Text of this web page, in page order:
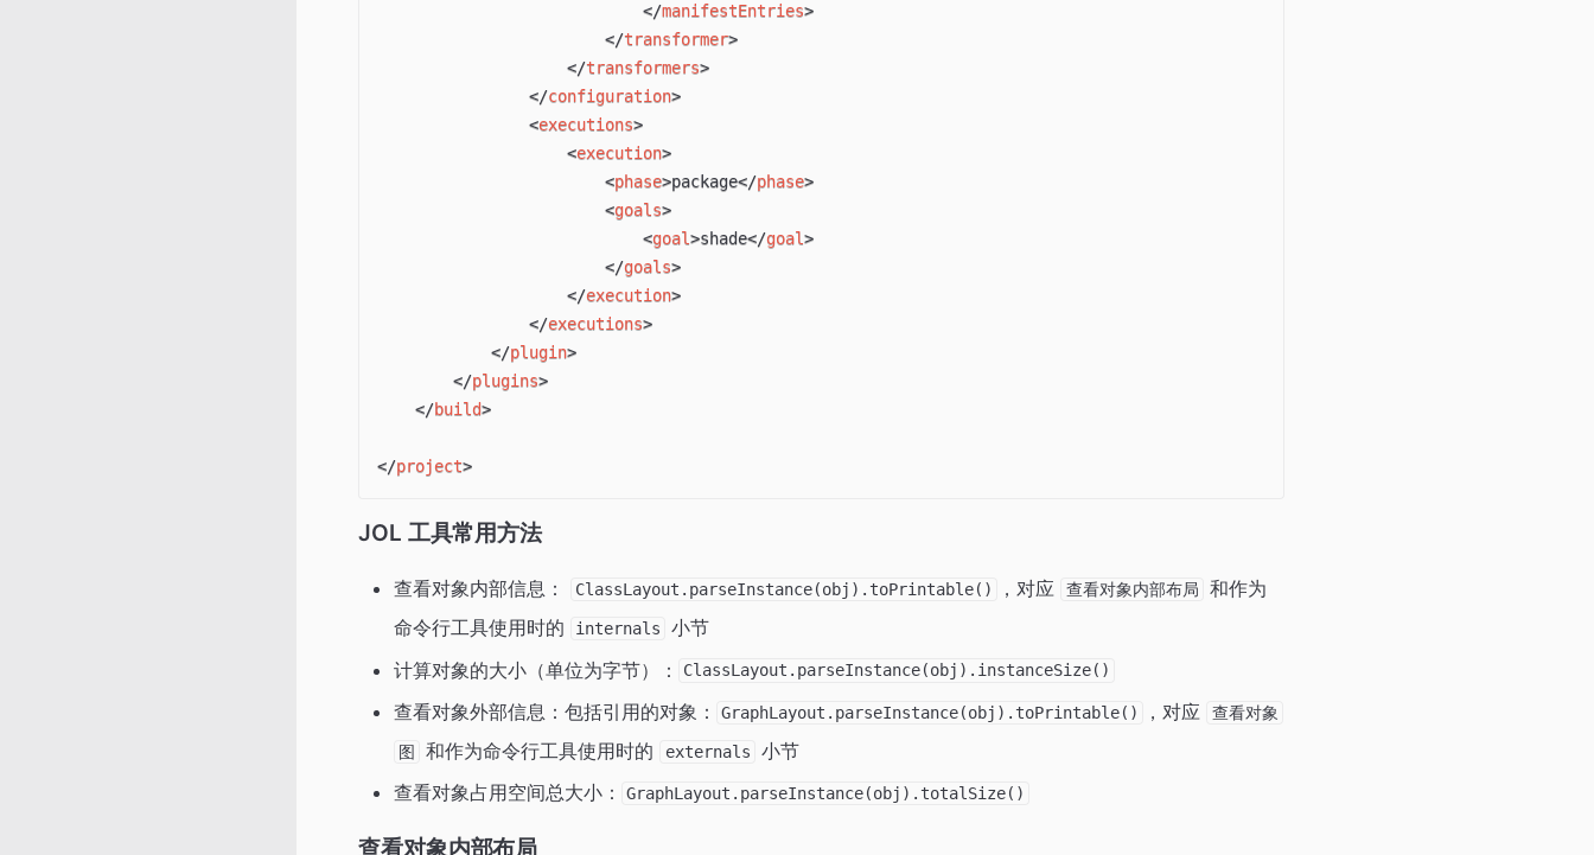
</manifestEntries>
</transformer>
</transformers>
</configuration>
<executions>
<execution>
<phase>package</phase>
<goals>
<goal>shade</goal>
</goals>
</execution>
</executions>
</plugin>
</plugins>
</build>
</project>
JOL 工具常用方法
查看对象内部信息： ClassLayout.parseInstance(obj).toPrintable() ，对应 查看对象内部布局
和作为
命令行工具使用时的
internals
小节
计算对象的大小（单位为字节）：
ClassLayout.parseInstance(obj).instanceSize()
查看对象外部信息：包括引用的对象： GraphLayout.parseInstance(obj).toPrintable() ，对应 查看对象
图 和作为命令行工具使用时的 externals
小节
查看对象占用空间总大小：
GraphLayout.parseInstance(obj).totalSize()
查看对象内部布局